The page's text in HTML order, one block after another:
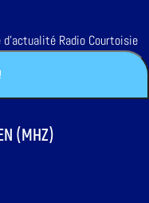
Radio Courtoisie
(MHZ)